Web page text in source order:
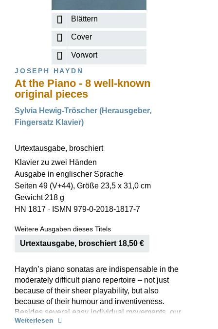
Blättern
Cover
Vorwort
JOSEPH HAYDN
At the Piano - 8 well-known
original pieces
Sylvia Hewig-Tröscher (Herausgeber,
Fingersatz Klavier)
Urtextausgabe, broschiert
Klavier zu zwei Händen
Ausgabe in englischer Sprache
Seiten 49 (V+44), Größe 23,5 x 31,0 cm
Gewicht 218 g
HN 1817 · ISMN 979-0-2018-1817-7
Weitere Ausgaben dieses Titels
Urtextausgabe, broschiert 18,50 €
Haydn’s piano sonatas are indispensable in the
moderately difficult piano repertoire – not just
because of their sheer playability, but also
because of their humour and inventiveness.
Besides several easy individual movements, our
volume also includes two complete sonatas so
Weiterlesen